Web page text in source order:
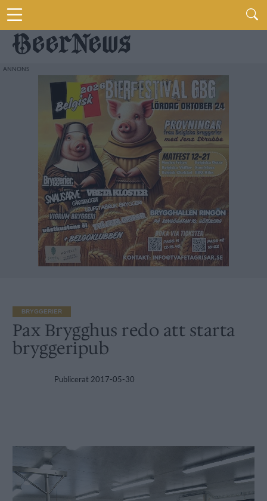
BRYGGERIER
Pax Brygghus redo att starta
bryggeripub
Publicerat 2017-05-30